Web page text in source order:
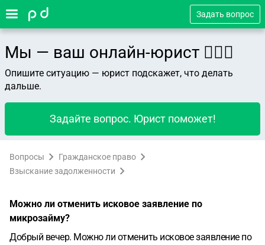
Задать вопрос
Мы — ваш онлайн-юрист 👨🏻‍⚖️
Опишите ситуацию — юрист подскажет, что делать
дальше.
Задайте вопрос. Юрист поможет!
Вопросы
Гражданское право
Взыскание задолженности
Можно ли отменить исковое заявление по
микрозайму?
Добрый вечер. Можно ли отменить исковое заявление по